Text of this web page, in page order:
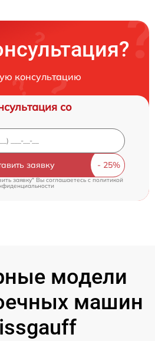
консультацию
со
заявку
заявку" Вы соглашаетесь cполитикой
модели
машин